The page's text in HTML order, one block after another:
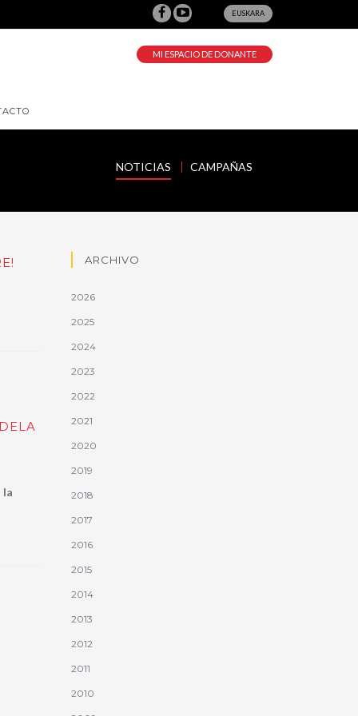
EUSKARA
MI ESPACIO DE DONANTE
NOTICIAS CAMPAÑAS
la
ARCHIVO
2026
2025
2024
2023
2022
2021
2020
2019
2018
2017
2016
2015
2014
2013
2012
2011
2010